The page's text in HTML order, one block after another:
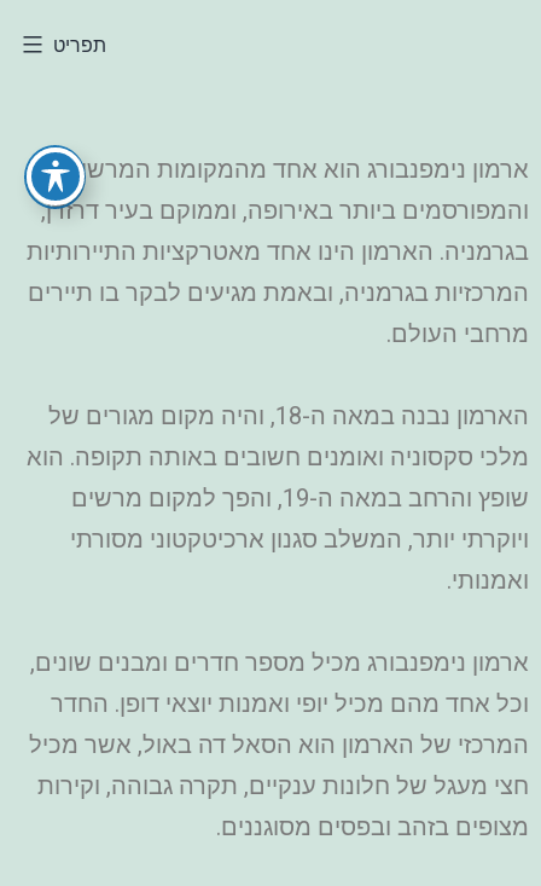
תפריט
ארמון נימפנבורג הוא אחד מהמקומות המרשימים
והמפורסמים ביותר באירופה, וממוקם בעיר דרזדן,
בגרמניה. הארמון הינו אחד מאטרקציות התיירותיות
המרכזיות בגרמניה, ובאמת מגיעים לבקר בו תיירים
מרחבי העולם.
הארמון נבנה במאה ה-18, והיה מקום מגורים של
מלכי סקסוניה ואומנים חשובים באותה תקופה. הוא
שופץ והרחב במאה ה-19, והפך למקום מרשים
ויוקרתי יותר, המשלב סגנון ארכיטקטוני מסורתי
ואמנותי.
ארמון נימפנבורג מכיל מספר חדרים ומבנים שונים,
וכל אחד מהם מכיל יופי ואמנות יוצאי דופן. החדר
המרכזי של הארמון הוא הסאל דה באול, אשר מכיל
חצי מעגל של חלונות ענקיים, תקרה גבוהה, וקירות
מצופים בזהב ובפסים מסוגננים.